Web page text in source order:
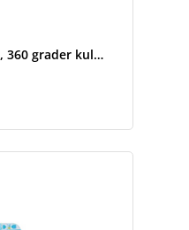
Kraftfull, 360 grader kulventil